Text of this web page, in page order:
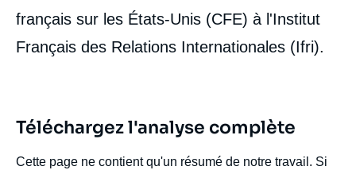
français sur les États-Unis (CFE) à l'Institut
Français des Relations Internationales (Ifri).
Téléchargez l'analyse complète
Cette page ne contient qu'un résumé de notre travail. Si